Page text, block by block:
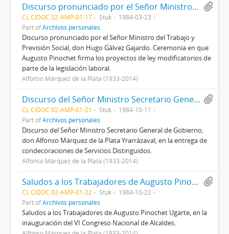
Discurso pronunciado por el Señor Ministro del Trabajo y Previsión Social, don Hugo Gálvez Gajardo.
CL CIDOC 02-AMP-01-17 Stuk
1984-03-23
Part ofArchivos personales
Discurso pronunciado por el Señor Ministro del Trabajo y
Previsión Social, don Hugo Gálvez Gajardo. Ceremonia en que
Augusto Pinochet firma los proyectos de ley modificatorios de
parte de la legislación laboral.
Alfonso Márquez de la Plata (1933-2014)
Discurso del Señor Ministro Secretario General de Gobierno, don Alfonso Márquez de la Plata Yrarrázaval, en la entrega de condecoraciones de Servicios Distinguidos.
CL CIDOC 02-AMP-01-21 Stuk
1984-10-11
Part ofArchivos personales
Discurso del Señor Ministro Secretario General de Gobierno,
don Alfonso Márquez de la Plata Yrarrázaval, en la entrega de
condecoraciones de Servicios Distinguidos.
Alfonso Márquez de la Plata (1933-2014)
Saludos a los Trabajadores de Augusto Pinochet Ugarte, en la inauguración del VI Congreso Nacional de Alcaldes.
CL CIDOC 02-AMP-01-22 Stuk
1984-10-22
Part ofArchivos personales
Saludos a los Trabajadores de Augusto Pinochet Ugarte, en la
inauguración del VI Congreso Nacional de Alcaldes.